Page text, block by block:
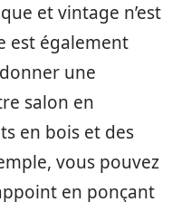
et vintage n’est
est également
une
salon en
en bois et des
vous pouvez
en ponçant